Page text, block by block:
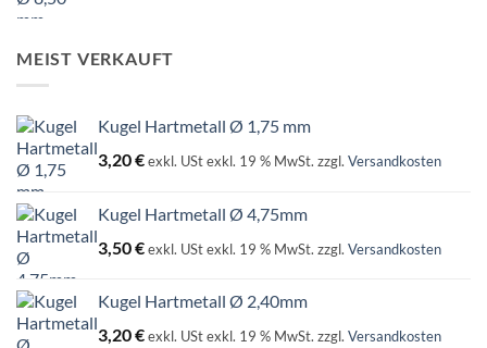
MEIST VERKAUFT
Kugel Hartmetall Ø 1,75 mm
3,20€exkl. UStexkl. 19 % MwSt. zzgl. Versandkosten
Kugel Hartmetall Ø 4,75mm
3,50€exkl. UStexkl. 19 % MwSt. zzgl. Versandkosten
Kugel Hartmetall Ø 2,40mm
3,20€exkl. UStexkl. 19 % MwSt. zzgl. Versandkosten